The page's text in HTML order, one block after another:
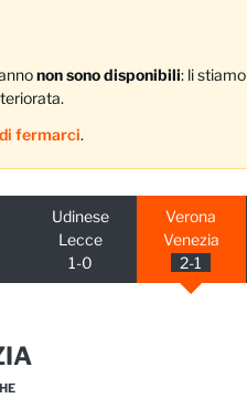
non sono disponibili: li stiamo
fermarci.
Udinese
Lecce
1-0
Verona
Venezia
2-1